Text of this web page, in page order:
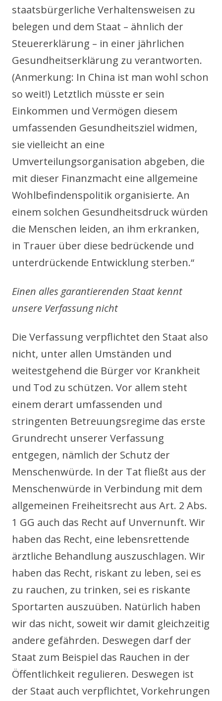
staatsbürgerliche Verhaltensweisen zu
belegen und dem Staat – ähnlich der
Steuererklärung – in einer jährlichen
Gesundheitserklärung zu verantworten.
(Anmerkung: In China ist man wohl schon
so weit!) Letztlich müsste er sein
Einkommen und Vermögen diesem
umfassenden Gesundheitsziel widmen,
sie vielleicht an eine
Umverteilungsorganisation abgeben, die
mit dieser Finanzmacht eine allgemeine
Wohlbefindenspolitik organisierte. An
einem solchen Gesundheitsdruck würden
die Menschen leiden, an ihm erkranken,
in Trauer über diese bedrückende und
unterdrückende Entwicklung sterben.“
Einen alles garantierenden Staat kennt
unsere Verfassung nicht
Die Verfassung verpflichtet den Staat also
nicht, unter allen Umständen und
weitestgehend die Bürger vor Krankheit
und Tod zu schützen. Vor allem steht
einem derart umfassenden und
stringenten Betreuungsregime das erste
Grundrecht unserer Verfassung
entgegen, nämlich der Schutz der
Menschenwürde. In der Tat fließt aus der
Menschenwürde in Verbindung mit dem
allgemeinen Freiheitsrecht aus Art. 2 Abs.
1 GG auch das Recht auf Unvernunft. Wir
haben das Recht, eine lebensrettende
ärztliche Behandlung auszuschlagen. Wir
haben das Recht, riskant zu leben, sei es
zu rauchen, zu trinken, sei es riskante
Sportarten auszuüben. Natürlich haben
wir das nicht, soweit wir damit gleichzeitig
andere gefährden. Deswegen darf der
Staat zum Beispiel das Rauchen in der
Öffentlichkeit regulieren. Deswegen ist
der Staat auch verpflichtet, Vorkehrungen